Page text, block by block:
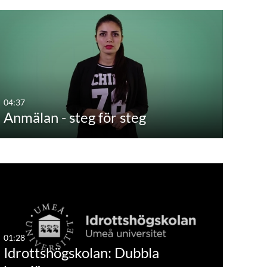
04:37
Anmälan - steg för steg
01:28
Idrottshögskolan: Dubbla